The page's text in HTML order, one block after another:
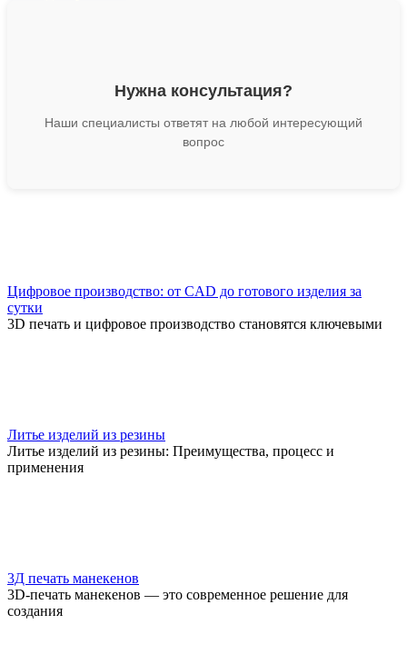
Нужна консультация?
Наши специалисты ответят на любой интересующий
вопрос
Цифровое производство: от CAD до готового изделия за
сутки
3D печать и цифровое производство становятся ключевыми
Литье изделий из резины
Литье изделий из резины: Преимущества, процесс и
применения
3Д печать манекенов
3D-печать манекенов — это современное решение для
создания